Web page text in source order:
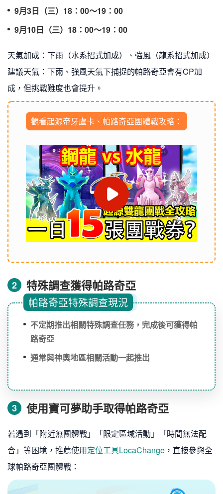
9月3日（三）18：00〜19：00
9月10日（三）18：00〜19：00
天氣加成：下雨（水系招式加成）、強風（龍系招式加成）
建議天氣：下雨、強風天氣下捕捉的帕路奇亞會有CP加
成，但挑戰難度也會提升。
觀看起源帝牙盧卡、帕路奇亞團體戰攻略：
2 特殊調查獲得帕路奇亞
帕路奇亞特殊調查現況
不定期推出相關特殊調查任務，完成後可獲得帕
路奇亞
通常與神奧地區相關活動一起推出
3 使用寶可夢助手取得帕路奇亞
若遇到「附近無團體戰」「限定區域活動」「時間無法配
合」等困境，推薦使用定位工具LocaChange ，直接參與全
球帕路奇亞團體戰：